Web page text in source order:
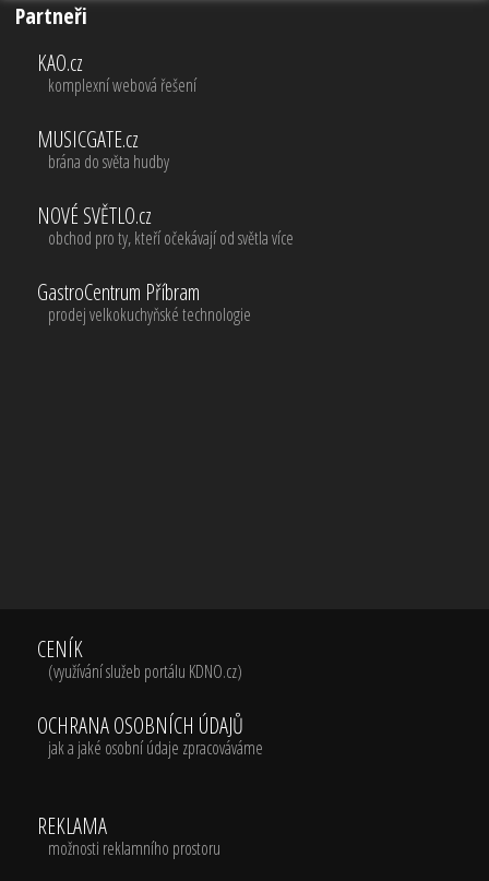
Partneři
KAO.cz
komplexní webová řešení
MUSICGATE.cz
brána do světa hudby
NOVÉ SVĚTLO.cz
obchod pro ty, kteří očekávají od světla více
GastroCentrum Příbram
prodej velkokuchyňské technologie
CENÍK
(využívání služeb portálu KDNO.cz)
OCHRANA OSOBNÍCH ÚDAJŮ
jak a jaké osobní údaje zpracováváme
REKLAMA
možnosti reklamního prostoru